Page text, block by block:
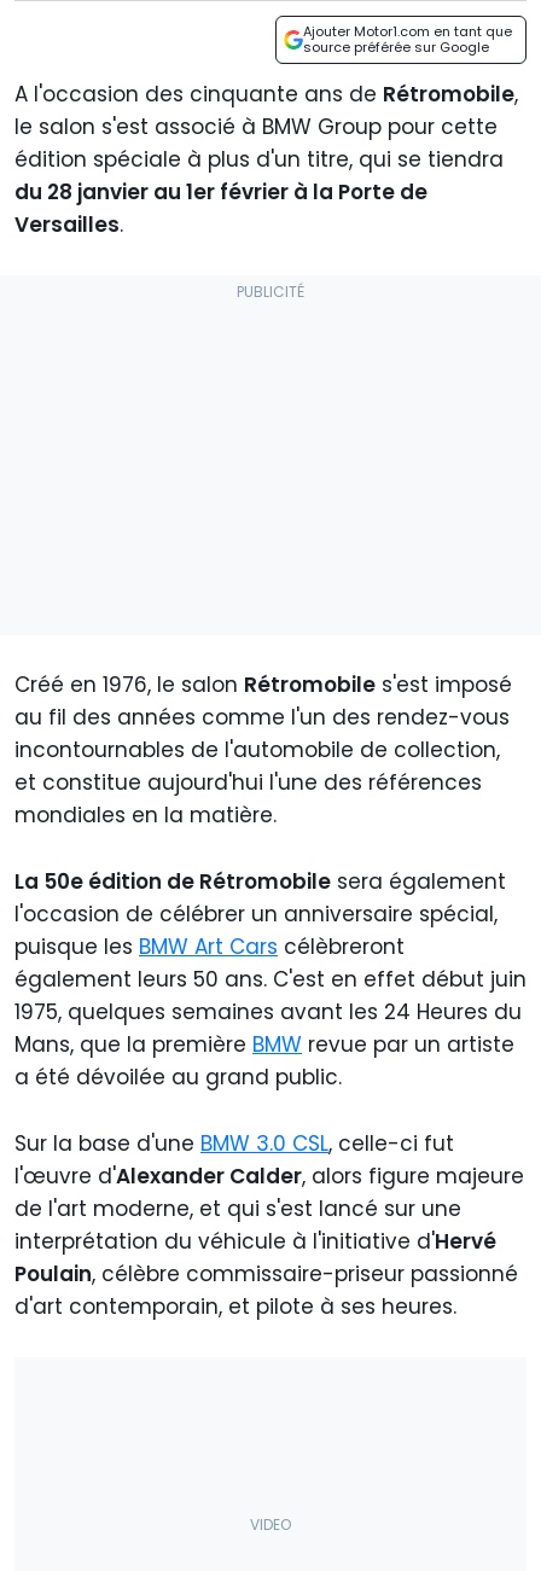
Ajouter Motor1.com en tant que
source préférée sur Google
A l'occasion des cinquante ans de Rétromobile,
le salon s'est associé à BMW Group pour cette
édition spéciale à plus d'un titre, qui se tiendra
du 28 janvier au 1er février à la Porte de
Versailles.
Créé en 1976, le salon Rétromobile s'est imposé
au fil des années comme l'un des rendez-vous
incontournables de l'automobile de collection,
et constitue aujourd'hui l'une des références
mondiales en la matière.
La 50e édition de Rétromobile sera également
l'occasion de célébrer un anniversaire spécial,
puisque les BMW Art Cars célèbreront
également leurs 50 ans. C'est en effet début juin
1975, quelques semaines avant les 24 Heures du
Mans, que la première BMW revue par un artiste
a été dévoilée au grand public.
Sur la base d'une BMW 3.0 CSL, celle-ci fut
l'œuvre d'Alexander Calder, alors figure majeure
de l'art moderne, et qui s'est lancé sur une
interprétation du véhicule à l'initiative d'Hervé
Poulain, célèbre commissaire-priseur passionné
d'art contemporain, et pilote à ses heures.